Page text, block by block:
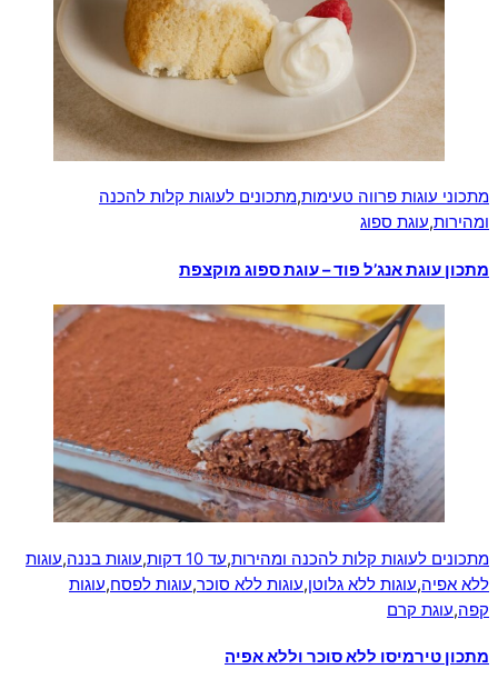
מתכוני עוגות פרווה טעימות,מתכונים לעוגות קלות להכנה
ומהירות,עוגת ספוג
מתכון עוגת אנג’ל פוד – עוגת ספוג מוקצפת
מתכונים לעוגות קלות להכנה ומהירות,עד 10 דקות ,עוגות בננה,עוגות
ללא אפיה,עוגות ללא גלוטן,עוגות ללא סוכר,עוגות לפסח,עוגות
קפה,עוגת קרם
מתכון טירמיסו ללא סוכר וללא אפיה